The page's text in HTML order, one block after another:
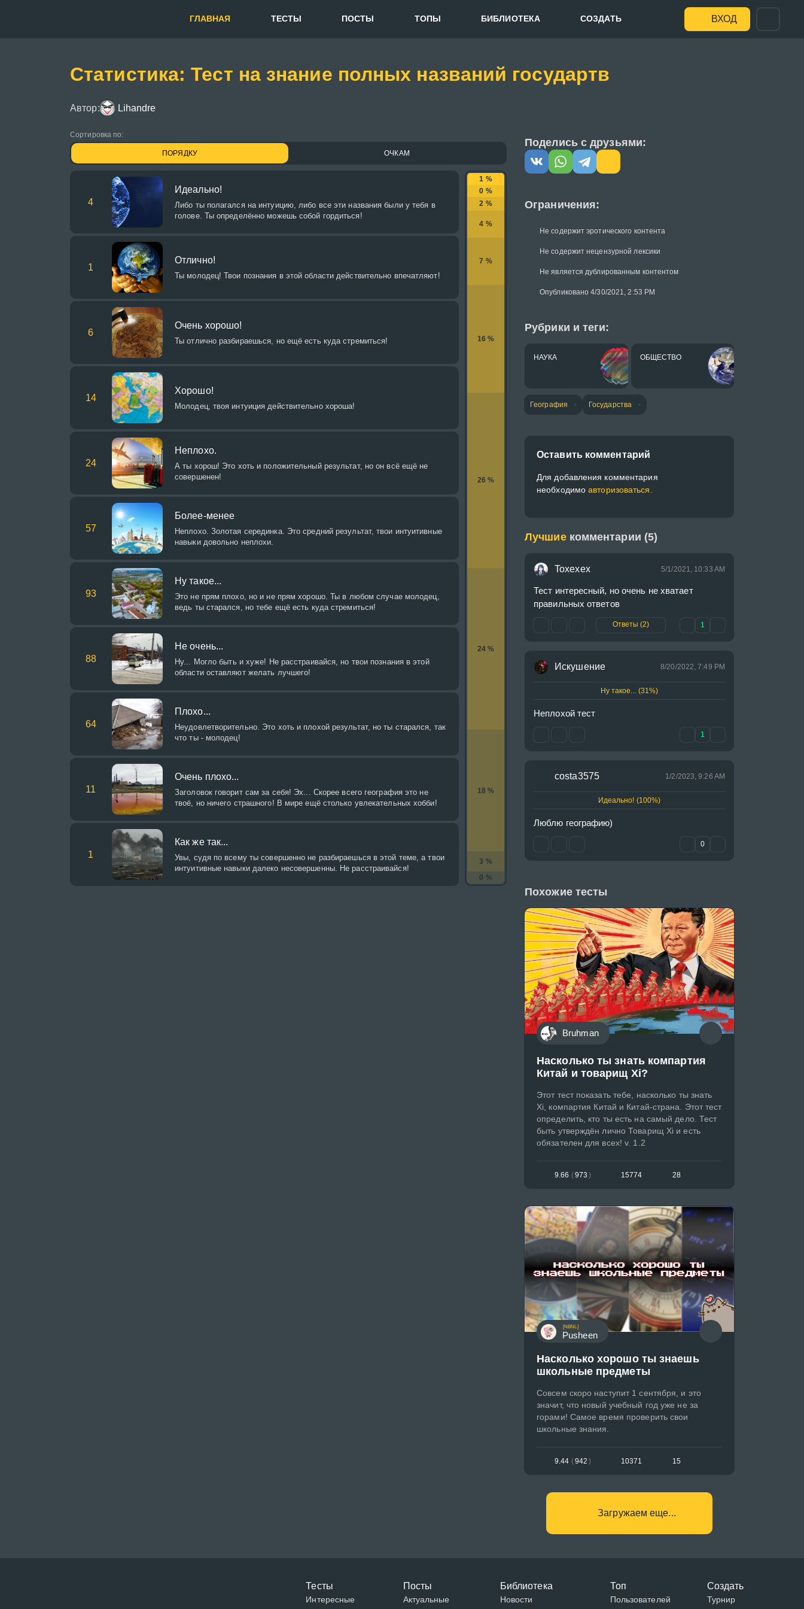
ГЛАВНАЯ ТЕСТЫ ПОСТЫ ТОПЫ БИБЛИОТЕКА СОЗДАТЬ ВХОД
Статистика: Тест на знание полных названий государтв
Автор: Lihandre
Сортировка по:
ПОРЯДКУ ОЧКАМ
4
Идеально!
Либо ты полагался на интуицию, либо все эти названия были у тебя в
голове. Ты определённо можешь собой гордиться!
1
Отлично!
Ты молодец! Твои познания в этой области действительно впечатляют!
6
Очень хорошо!
Ты отлично разбираешься, но ещё есть куда стремиться!
14
Хорошо!
Молодец, твоя интуиция действительно хороша!
24
Неплохо.
А ты хорош! Это хоть и положительный результат, но он всё ещё не
совершенен!
57
Более-менее
Неплохо. Золотая серединка. Это средний результат, твои интуитивные
навыки довольно неплохи.
93
Ну такое...
Это не прям плохо, но и не прям хорошо. Ты в любом случае молодец,
ведь ты старался, но тебе ещё есть куда стремиться!
88
Не очень...
Ну... Могло быть и хуже! Не расстраивайся, но твои познания в этой
области оставляют желать лучшего!
64
Плохо...
Неудовлетворительно. Это хоть и плохой результат, но ты старался, так
что ты - молодец!
11
Очень плохо...
Заголовок говорит сам за себя! Эх... Скорее всего география это не
твоё, но ничего страшного! В мире ещё столько увлекательных хобби!
1
Как же так...
Увы, судя по всему ты совершенно не разбираешься в этой теме, а твои
интуитивные навыки далеко несовершенны. Не расстраивайся!
1 %
0 %
2 %
4 %
7 %
16 %
26 %
24 %
18 %
3 %
0 %
Поделись с друзьями:
Ограничения:
Не содержит эротического контента
Не содержит нецензурной лексики
Не является дублированным контентом
Опубликовано 4/30/2021, 2:53 PM
Рубрики и теги:
НАУКА ОБЩЕСТВО
География Государства
Оставить комментарий
Для добавления комментария
необходимоавторизоваться.
Лучшие комментарии (5)
Toxexex 5/1/2021, 10:33 AM
Тест интересный, но очень не хватает
правильных ответов
Ответы (2) 1
Искушение 8/20/2022, 7:49 PM
Ну такое... (31%)
Неплохой тест
1
costa3575 1/2/2023, 9:26 AM
Идеально! (100%)
Люблю географию)
0
Похожие тесты
Bruhman
Насколько ты знать компартия
Китай и товарищ Xi?
Этот тест показать тебе, насколько ты знать
Xi, компартия Китай и Китай-страна. Этот тест
определить, кто ты есть на самый дело. Тест
быть утверждён лично Товарищ Xi и есть
обязателен для всех! v. 1.2
9.66 (973 ) 15774 28
[NBNL]
Pusheen
Насколько хорошо ты знаешь
школьные предметы
Совсем скоро наступит 1 сентября, и это
значит, что новый учебный год уже не за
горами! Самое время проверить свои
школьные знания.
9.44 (942 ) 10371 15
Загружаем еще...
Тесты
Интересные
Посты
Актуальные
Библиотека
Новости
Топ
Пользователей
Создать
Турнир